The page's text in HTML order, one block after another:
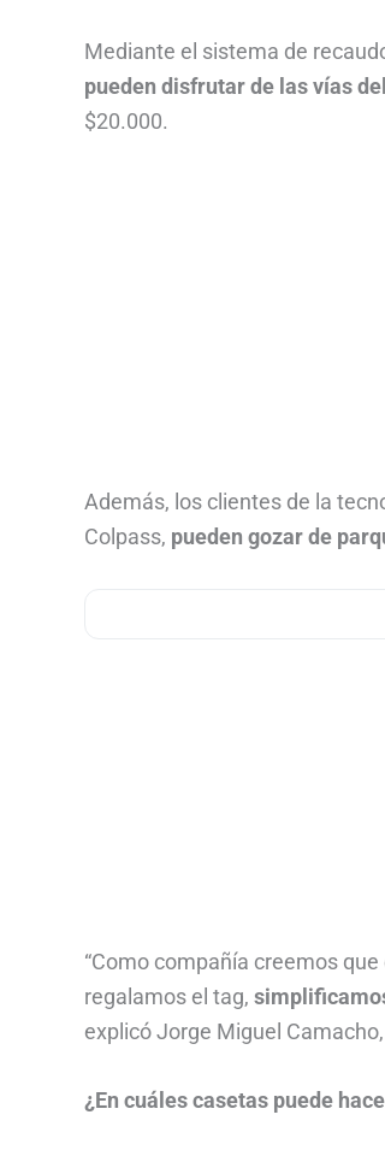
Mediante el sistema de
pueden disfrutar de las vías
$20.000.
Además, los clientes de la
Colpass, pueden gozar de
“Como compañía creemos
regalamos el tag,
explicó Jorge Miguel Camacho,
¿En cuáles casetas puede